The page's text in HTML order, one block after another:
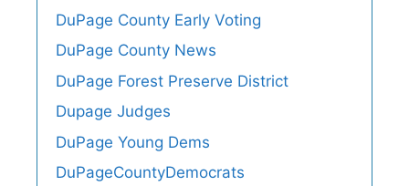
DuPage County Early Voting
DuPage County News
DuPage Forest Preserve District
Dupage Judges
DuPage Young Dems
DuPageCountyDemocrats